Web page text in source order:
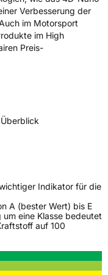
Verbesserung der
im Motorsport
im High
Preis-
Indikator für die
A (bester Wert) bis E
eine Klasse bedeutet
auf 100